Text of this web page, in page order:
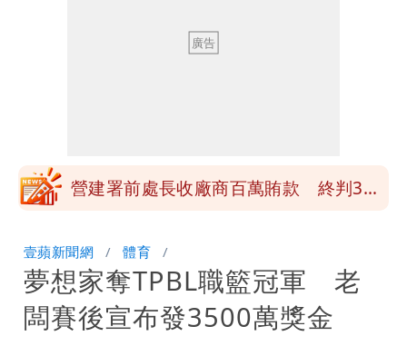
慈濟買BNT遭詐10億元 蔡英文：政府
團有機會詐騙慈濟的就是民進黨
營建署前處長收廠商百萬賄款 終判3年
券
慈濟買BNT遭詐10億元 蔡英文：政府
很多謹慎判斷當時未被理解
壹蘋新聞網 體育
夢想家奪TPBL職籃冠軍 老
闆賽後宣布發3500萬獎金